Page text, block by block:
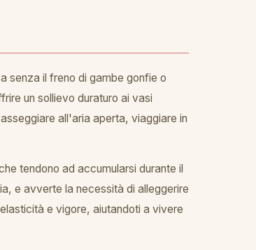
senza il freno di gambe gonfie o
un sollievo duraturo ai vasi
all'aria aperta, viaggiare in
tendono ad accumularsi durante il
e avverte la necessità di alleggerire
e vigore, aiutandoti a vivere